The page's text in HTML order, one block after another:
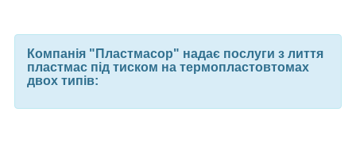
Компанія "Пластмасор" надає послуги з лиття
пластмас під тиском на термопластовтомах
двох типів: